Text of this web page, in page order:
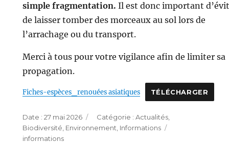
simple fragmentation. Il est donc important
de laisser tomber des morceaux au sol lors de
l’arrachage ou du transport.
Merci à tous pour votre vigilance afin de limiter sa
propagation.
Fiches-espèces_renouées asiatiques TÉLÉCHARGER
Publié
le
27 mai 2026 Catégories
Actualités,
Biodiversité Environnement Informations
informations